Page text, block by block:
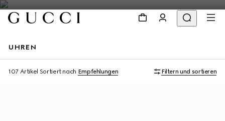
UHREN
107 Artikel Sortiert nach Empfehlungen Filtern und sortieren